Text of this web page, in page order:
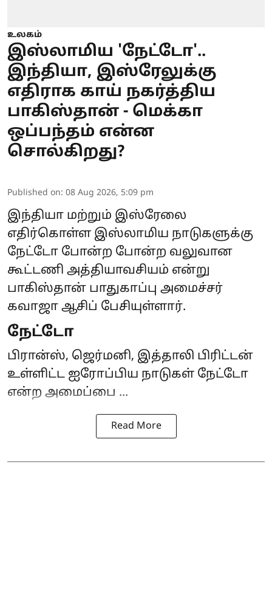
உலகம்
இஸ்லாமிய 'நேட்டோ'..
இந்தியா, இஸ்ரேலுக்கு
எதிராக காய் நகர்த்திய
பாகிஸ்தான் - மெக்கா
ஒப்பந்தம் என்ன
சொல்கிறது?
Published on: 08 Aug 2026, 5:09 pm
இந்தியா மற்றும் இஸ்ரேலை
எதிர்கொள்ள இஸ்லாமிய நாடுகளுக்கு
நேட்டோ போன்ற போன்ற வலுவான
கூட்டணி அத்தியாவசியம் என்று
பாகிஸ்தான் பாதுகாப்பு அமைச்சர்
கவாஜா ஆசிப் பேசியுள்ளார்.
நேட்டோ
பிரான்ஸ், ஜெர்மனி, இத்தாலி பிரிட்டன்
உள்ளிட்ட ஐரோப்பிய நாடுகள் நேட்டோ
என்ற அமைப்பை ...
Read More